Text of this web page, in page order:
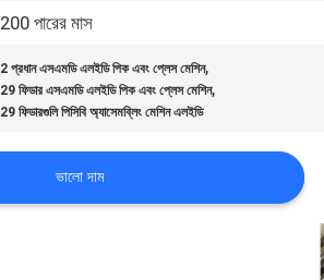
200 পারের মাস
2 প্রধান এসএমডি এলইডি পিক এবং প্লেস মেশিন,
29 ফিডার এসএমডি এলইডি পিক এবং প্লেস মেশিন,
29 ফিডারগুলি পিসিবি অ্যাসেমব্লিং মেশিন এলইডি
ভালো দাম